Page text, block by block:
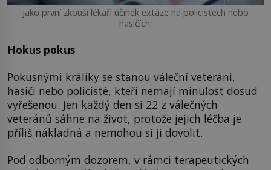
Jako první zkouší lékaři účinek extáze na policistech nebo
hasičích.
Hokus pokus
Pokusnými králíky se stanou váleční veteráni,
hasiči nebo policisté, kteří nemají minulost dosud
vyřešenou. Jen každý den si 22 z válečných
veteránů sáhne na život, protože jejich léčba je
příliš nákladná a nemohou si ji dovolit.
Pod odborným dozorem, v rámci terapeutických